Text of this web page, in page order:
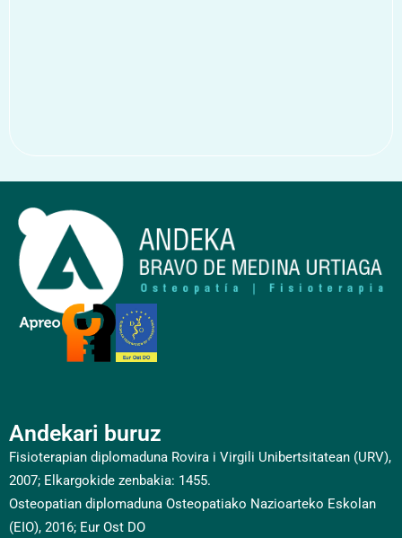
Andekari buruz
Fisioterapian diplomaduna Rovira i Virgili Unibertsitatean (URV),
2007; Elkargokide zenbakia: 1455.
Osteopatian diplomaduna Osteopatiako Nazioarteko Eskolan
(EIO), 2016; Eur Ost DO